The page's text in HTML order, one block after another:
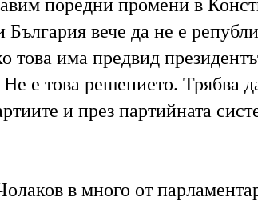
поредни промени в
България вече да не е
това има предвид
Не е това решението. Трябва
и през партийната
в много от